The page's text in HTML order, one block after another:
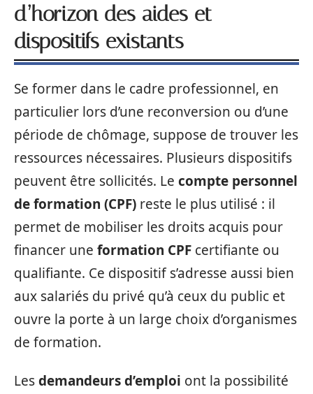
d’horizon des aides et
dispositifs existants
Se former dans le cadre professionnel, en
particulier lors d’une reconversion ou d’une
période de chômage, suppose de trouver les
ressources nécessaires. Plusieurs dispositifs
peuvent être sollicités. Le compte personnel
de formation (CPF) reste le plus utilisé : il
permet de mobiliser les droits acquis pour
financer une formation CPF certifiante ou
qualifiante. Ce dispositif s’adresse aussi bien
aux salariés du privé qu’à ceux du public et
ouvre la porte à un large choix d’organismes
de formation.
Lesdemandeurs d’emploi ont la possibilité